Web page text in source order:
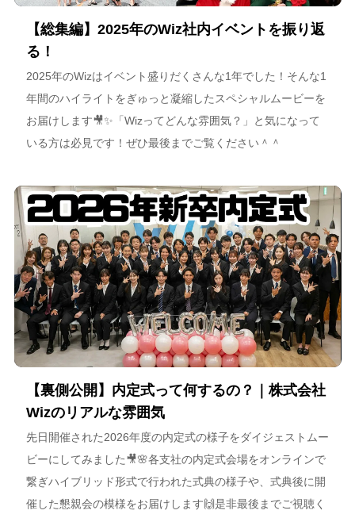
【総集編】2025年のWiz社内イベントを振り返
る！
2025年のWizはイベント盛りだくさんな1年でした！そんな1
年間のハイライトをぎゅっと凝縮したスペシャルムービーを
お届けします🎥✨「Wizってどんな雰囲気？」と気になって
いる方は必見です！ぜひ最後までご覧ください＾＾
【裏側公開】内定式って何するの？｜株式会社
Wizのリアルな雰囲気
先日開催された2026年度の内定式の様子をダイジェストムー
ビーにしてみました🎥🌸各支社の内定式会場をオンラインで
繋ぎハイブリッド形式で行われた式典の様子や、式典後に開
催した懇親会の模様をお届けします🙌是非最後までご視聴く